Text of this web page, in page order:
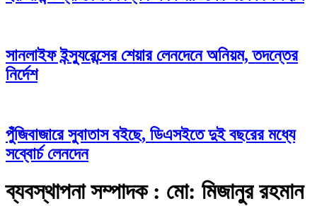
সানলাইফ ইন্স্যুরেন্সের শেয়ার লেনদেনে অনিয়ম, তদন্তের
নির্দেশ
পুঁজিবাজারে সুবাতাস বইছে, ডিএসইতে দুই বছরের মধ্যে
সব্বোর্চ লেনদেন
ব্যবস্থাপনা সম্পাদক : মো: মিজানুর রহমান